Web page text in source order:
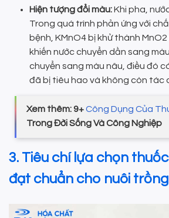
Hiện tượng đổi màu:Khi pha,
Trong quá trình phản ứng với
bệnh, KMnO4 bị khử thành
khiến nước chuyển dần sang
chuyển sang màu nâu, điều đó
đã bị tiêu hao và không còn tác
Xem thêm: 9+Công Dụng Của
Trong Đời Sống Và Công Nghiệp
3. Tiêu chí lựa chọn
đạt chuẩn cho nuôi trồng